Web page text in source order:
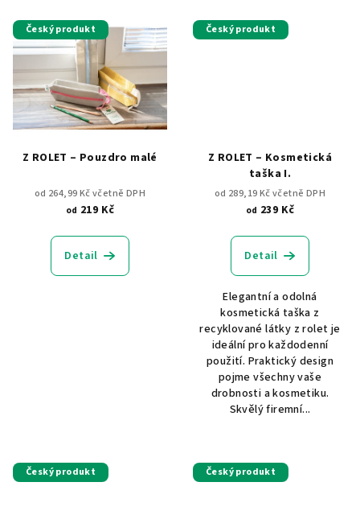
Český produkt
Z ROLET – Pouzdro malé
od 264,99 Kč včetně DPH
od 219 Kč
Detail
Český produkt
Z ROLET – Kosmetická
taška I.
od 289,19 Kč včetně DPH
od 239 Kč
Detail
Elegantní a odolná
kosmetická taška z
recyklované látky z rolet je
ideální pro každodenní
použití. Praktický design
pojme všechny vaše
drobnosti a kosmetiku.
Skvělý firemní...
Český produkt Český produkt